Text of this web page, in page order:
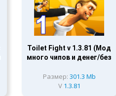
Toilet Fight v 1.3.81 (Мод
много чипов и денег/без
Размер: 301.3 Mb
V1.3.81